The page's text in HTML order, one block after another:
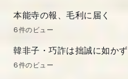
本能寺の報、毛利に届く
6件のビュー
韓非子・巧詐は拙誠に如かず
6件のビュー